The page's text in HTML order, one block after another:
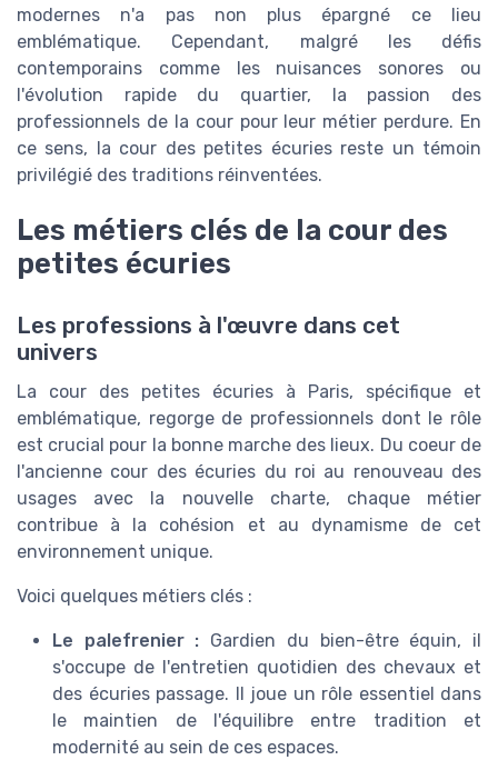
modernes n'a pas non plus épargné ce lieu
emblématique. Cependant, malgré les défis
contemporains comme les nuisances sonores ou
l'évolution rapide du quartier, la passion des
professionnels de la cour pour leur métier perdure. En
ce sens, la cour des petites écuries reste un témoin
privilégié des traditions réinventées.
Les métiers clés de la cour des
petites écuries
Les professions à l'œuvre dans cet
univers
La cour des petites écuries à Paris, spécifique et
emblématique, regorge de professionnels dont le rôle
est crucial pour la bonne marche des lieux. Du coeur de
l'ancienne cour des écuries du roi au renouveau des
usages avec la nouvelle charte, chaque métier
contribue à la cohésion et au dynamisme de cet
environnement unique.
Voici quelques métiers clés :
Le palefrenier : Gardien du bien-être équin, il
s'occupe de l'entretien quotidien des chevaux et
des écuries passage. Il joue un rôle essentiel dans
le maintien de l'équilibre entre tradition et
modernité au sein de ces espaces.